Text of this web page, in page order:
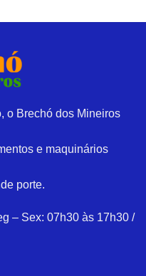
o Brechó dos Mineiros
e maquinários
porte.
– Sex: 07h30 às 17h30 /